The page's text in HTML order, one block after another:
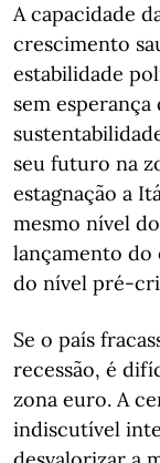
A capacidade
crescimento
estabilidade
sem
seu futuro na
estagnação a
mesmo nível
lançamento do
do nível pré-
Se o país
recessão, é
zona euro. A
indiscutível